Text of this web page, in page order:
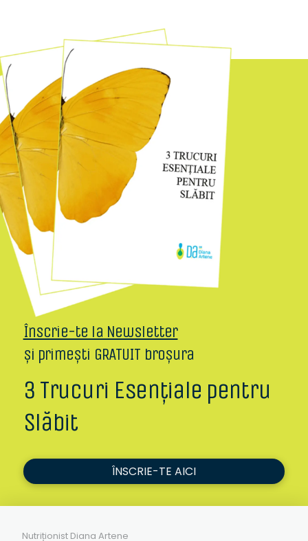
Înscrie-te la Newsletter
și primești GRATUIT broșura
3 Trucuri Esențiale pentru
Slăbit
ÎNSCRIE-TE AICI
Nutriționist Diana Artene